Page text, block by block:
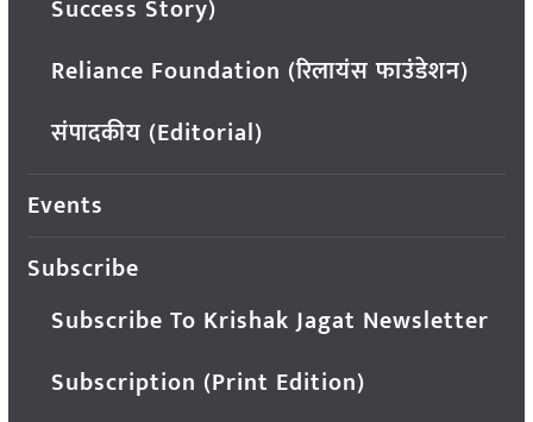
Success Story)
Reliance Foundation (रिलायंस फाउंडेशन)
संपादकीय (Editorial)
Events
Subscribe
Subscribe To Krishak Jagat Newsletter
Subscription (Print Edition)